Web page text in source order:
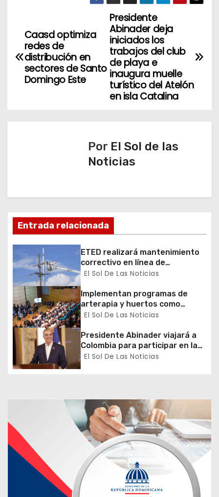
v
a
d
e
e
n
t
r
a
d
Presidente
Abinader deja
iniciados los
trabajos del club
de playa e
inaugura muelle
turístico del Atelón
en isla Catalina
Caasd optimiza
redes de
distribución en
sectores de Santo
Domingo Este
Por El Sol de las
Noticias
Entrada relacionada
ETED realizará mantenimiento
correctivo en línea de
transmisión de la región Sur
El Sol De Las Noticias
Implementan programas de
arterapia y huertos como
herramientas para la
social
El Sol De Las Noticias
Presidente Abinader viajará a
Colombia para participar en la
toma de posesión de Abelardo
de la Espriella
El Sol De Las Noticias